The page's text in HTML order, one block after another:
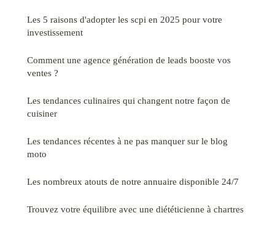
Les 5 raisons d'adopter les scpi en 2025 pour votre
investissement
Comment une agence génération de leads booste vos
ventes ?
Les tendances culinaires qui changent notre façon de
cuisiner
Les tendances récentes à ne pas manquer sur le blog
moto
Les nombreux atouts de notre annuaire disponible 24/7
Trouvez votre équilibre avec une diététicienne à chartres